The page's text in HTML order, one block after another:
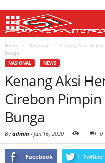
Home Nasional
Kenang Aksi
Bunga
NASIONAL NEWS
Kenang Aksi
Cirebon
Bunga
Byadmin - Jan 16, 2020 0
Facebook Twitter